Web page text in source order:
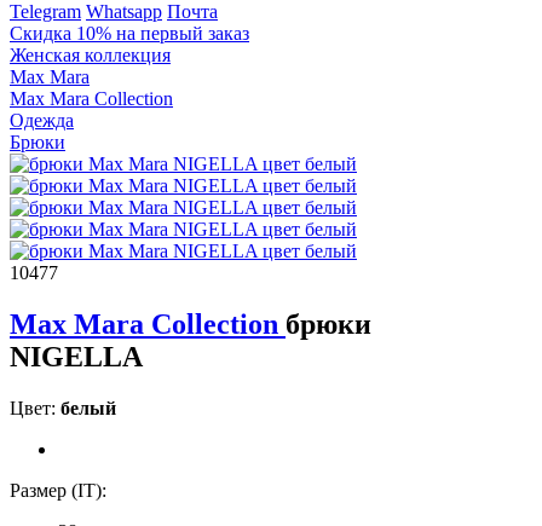
Telegram Whatsapp Почта
Скидка 10% на первый заказ
Женская коллекция
Max Mara
Max Mara Collection
Одежда
Брюки
10477
Max Mara Collection брюки
NIGELLA
Цвет: белый
Размер (IT):